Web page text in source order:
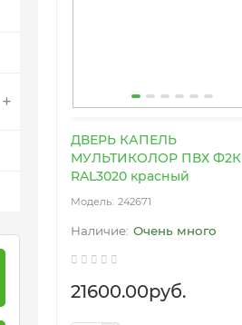
ДВЕРЬ КАПЕЛЬ
МУЛЬТИКОЛОР ПВХ Ф2К
RAL3020 красный
242671
Очень много
21600.00руб.